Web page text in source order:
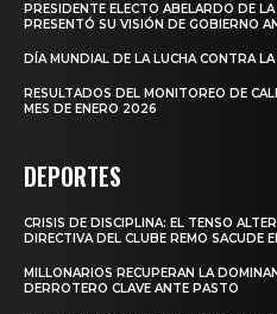
PRESIDENTE ELECTO ABELARDO DE
PRESENTÓ SU VISIÓN DE GOBIERNO
DÍA MUNDIAL DE LA LUCHA CONTRA
RESULTADOS DEL MONITOREO DE
MES DE ENERO 2026
DEPORTES
CRISIS DE DISCIPLINA: EL TENSO
DIRECTIVA DEL CLUBE REMO SACUDE
MILLONARIOS RECUPERAN LA
DERROTERO CLAVE ANTE PASTO